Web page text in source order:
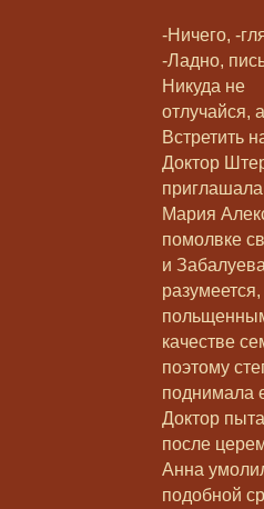
-Ничего, -
-Ладно,
Никуда не
отлучайся,
Встретить
Доктор
Мария
помолвке
и
качестве
поэтому
поднимала
Доктор
после
Анна
подобной